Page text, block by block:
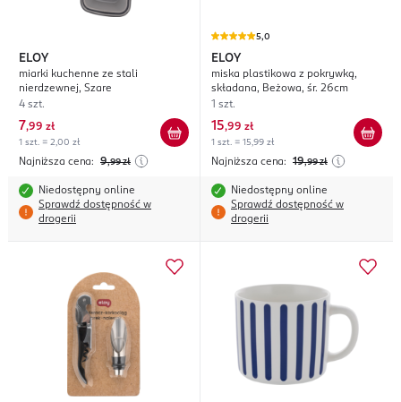
ELOY
miarki kuchenne ze stali
nierdzewnej, Szare
4 szt.
7,99 zł
1 szt. = 2,00 zł
Najniższa cena: 9,99 zł
Niedostępny online
Sprawdź dostępność w
drogerii
5,0
ELOY
miska plastikowa z pokrywką,
składana, Beżowa, śr. 26cm
1 szt.
15,99 zł
1 szt. = 15,99 zł
Najniższa cena: 19,99 zł
Niedostępny online
Sprawdź dostępność w
drogerii